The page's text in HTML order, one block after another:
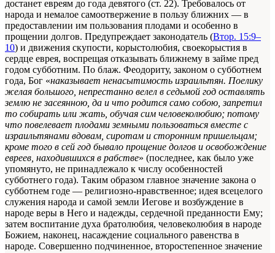
достанет евреям до года девятого (ст. 22). Требовалось от
народа и немалое самоотвержение в пользу ближних — в
предоставлении им пользования плодами и особенно в
прощении долгов. Предупреждает законодатель (Втор. 15:9–
10) и движения скупости, корыстолюбия, своекорыстия в
сердце еврея, воспрещая отказывать ближнему в займе пред
годом субботним. По блаж. Феодориту, законом о субботнем
года, Бог «наказывает ненасытимость израильтян. Поелику
желая большого, непрестанно велел в седьмой год оставлять
землю не засеянною, да и что родится само собою, запретил
то собирать или жать, обучая сим человеколюбию; потому
что повелевает плодами земными пользоваться вместе с
израильтянами вдовам, сиротам и сторонним пришельцам;
кроме того в сей год бывало прощение долгов и освобождение
евреев, находившихся в рабстве» (последнее, как было уже
упомянуто, не принадлежало к числу особенностей
субботнего года). Таким образом главное значение закона о
субботнем годе — религиозно-нравственное; идея всецелого
служения народа и самой земли Иегове и возбуждение в
народе веры в Него и надежды, сердечной преданности Ему;
затем воспитание духа братолюбия, человеколюбия в народе
Божием, наконец, насаждение социального равенства в
народе. Совершенно подчиненное, второстепенное значение